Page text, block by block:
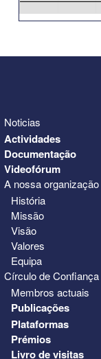
Noticias
Actividades
Documentação
Videofórum
A nossa organização
História
Missão
Visão
Valores
Equipa
Círculo de Confiança
Membros actuais
Publicações
Plataformas
Prémios
Livro de visitas